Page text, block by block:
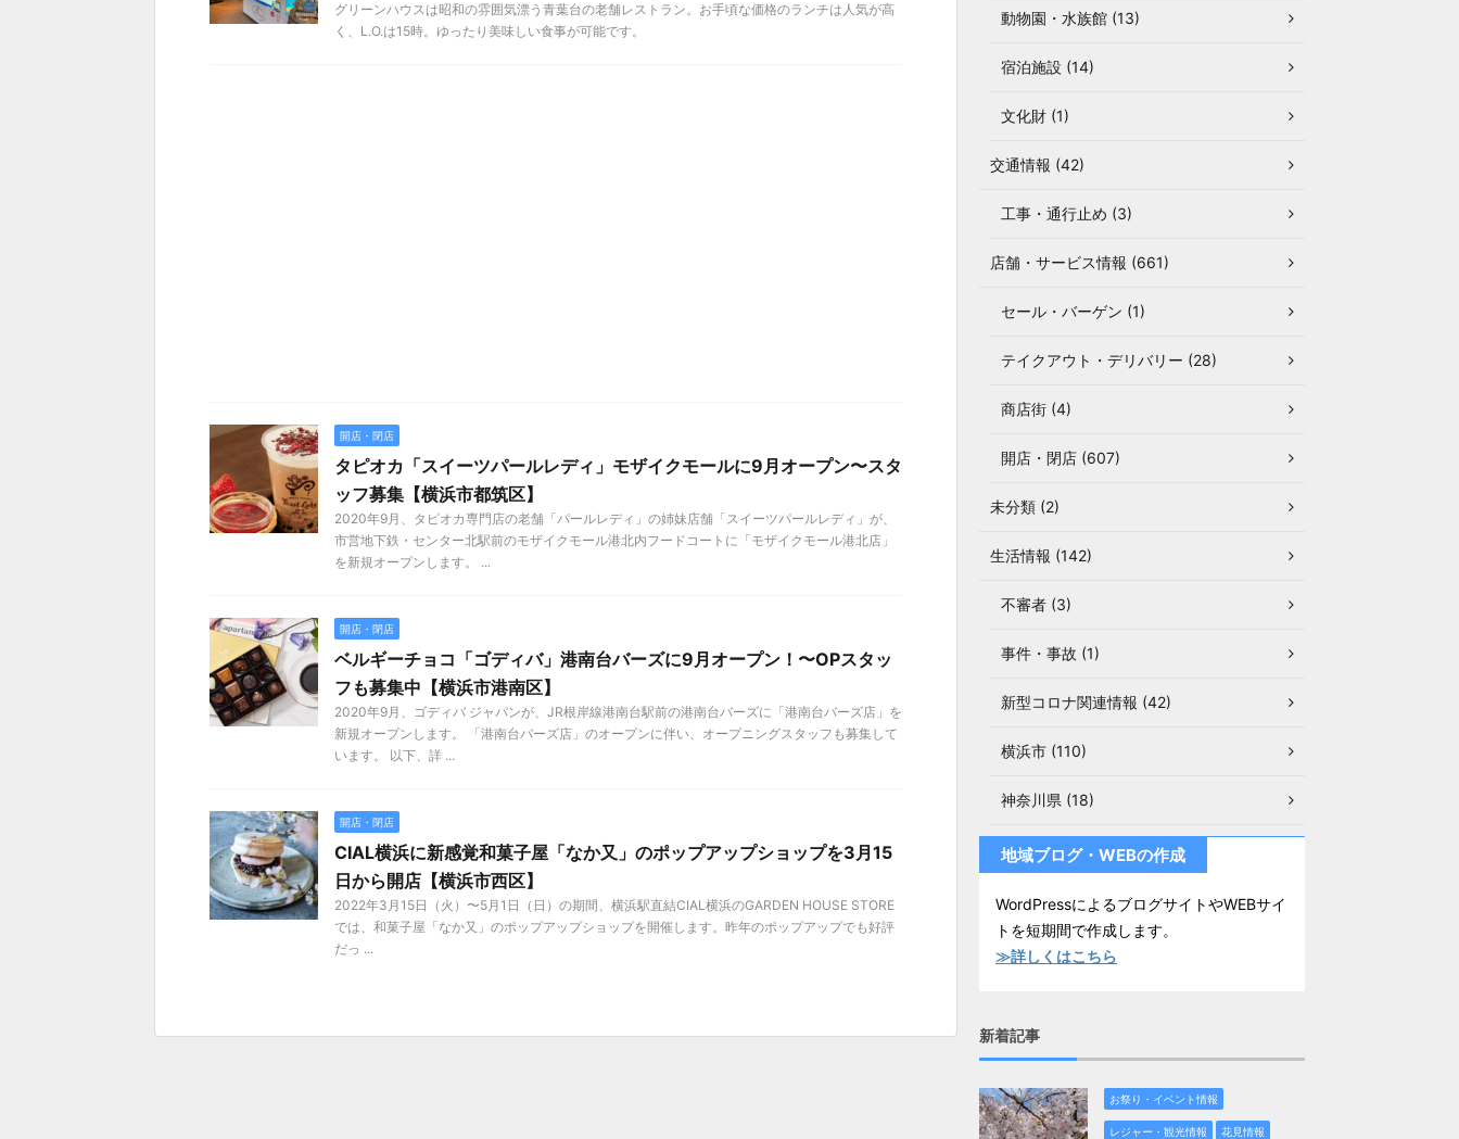
グリーンハウスは昭和の雰囲気漂う青葉台の老舗レストラン。お手頃な価格のランチは人気が高
く、L.O.は15時。ゆったり美味しい食事が可能です。
開店・閉店
タピオカ「スイーツパールレディ」モザイクモールに9月オープン〜スタ
ッフ募集【横浜市都筑区】
2020年9月、タピオカ専門店の老舗「パールレディ」の姉妹店舗「スイーツパールレディ」が、
市営地下鉄・センター北駅前のモザイクモール港北内フードコートに「モザイクモール港北店」
を新規オープンします。 ...
開店・閉店
ベルギーチョコ「ゴディバ」港南台バーズに9月オープン！〜OPスタッ
フも募集中【横浜市港南区】
2020年9月、ゴディバ ジャパンが、JR根岸線港南台駅前の港南台バーズに「港南台バーズ店」を
新規オープンします。 「港南台バーズ店」のオープンに伴い、オープニングスタッフも募集して
います。 以下、詳 ...
開店・閉店
CIAL横浜に新感覚和菓子屋「なか又」のポップアップショップを3月15
日から開店【横浜市西区】
2022年3月15日（火）〜5月1日（日）の期間、横浜駅直結CIAL横浜のGARDEN HOUSE STORE
では、和菓子屋「なか又」のポップアップショップを開催します。昨年のポップアップでも好評
だっ ...
動物園・水族館 (13)
宿泊施設 (14)
文化財 (1)
交通情報 (42)
工事・通行止め (3)
店舗・サービス情報 (661)
セール・バーゲン (1)
テイクアウト・デリバリー (28)
商店街 (4)
開店・閉店 (607)
未分類 (2)
生活情報 (142)
不審者 (3)
事件・事故 (1)
新型コロナ関連情報 (42)
横浜市 (110)
神奈川県 (18)
地域ブログ・WEBの作成
WordPressによるブログサイトやWEBサイ
トを短期間で作成します。
≫詳しくはこちら
新着記事
お祭り・イベント情報
レジャー・観光情報 花見情報